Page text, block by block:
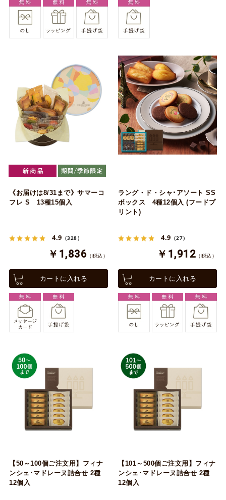
《お届けは8/31まで》サマーコ
フレ S 13種15個入
4.9 （328）
￥1,836 （税込）
カートに入れる
ラング・ド・シャ･アソート SS
ボックス 4種12個入 (フードプ
リント)
4.9 （27）
￥1,912 （税込）
カートに入れる
【50～100個ご注文用】フィナ
ンシェ･マドレーヌ詰合せ 2種
12個入
【101～500個ご注文用】フィナ
ンシェ･マドレーヌ詰合せ 2種
12個入